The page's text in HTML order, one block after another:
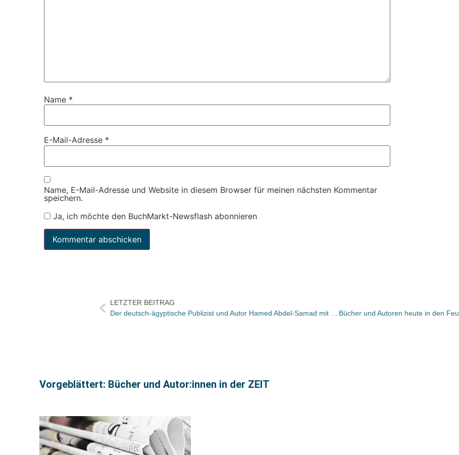
Name *
E-Mail-Adresse *
Name, E-Mail-Adresse und Website in diesem Browser für meinen nächsten Kommentar
speichern.
Ja, ich möchte den BuchMarkt-Newsflash abonnieren
LETZTER BEITRAG
Vorgeblättert: Bücher und Autor:innen in der ZEIT